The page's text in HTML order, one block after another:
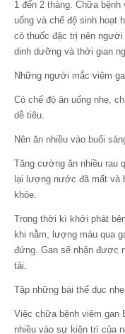
1 đến 2 tháng. Chữa
uống và chế độ sinh hoạt
có thuốc đặc trị nên
dinh dưỡng và thời gian
Những người mắc viêm
Có chế độ ăn uống nhẹ,
dễ tiêu.
Nên ăn nhiều vào buổi
Tăng cường ăn nhiều rau
lại lượng nước đã mất và
khỏe.
Trong thời kì khởi phát
khi nằm, lượng máu qua
đứng. Gan sẽ nhận được
tải.
Tập những bài thể dục
Việc chữa bệnh viêm gan
nhiều vào sự kiên trì của